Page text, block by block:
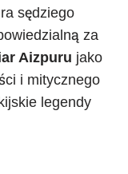
sędziego
za
Aizpuru jako
i mitycznego
legendy